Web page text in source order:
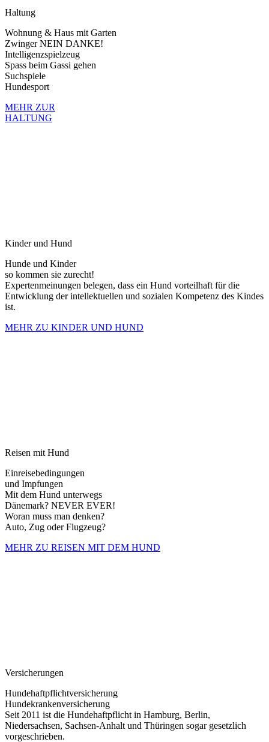
Haltung
Wohnung & Haus mit Garten
Zwinger NEIN DANKE!
Intelligenzspielzeug
Spass beim Gassi gehen
Suchspiele
Hundesport
MEHR ZUR
HALTUNG
Kinder und Hund
Hunde und Kinder
so kommen sie zurecht!
Expertenmeinungen belegen, dass ein Hund vorteilhaft für die
Entwicklung der intellektuellen und sozialen Kompetenz des Kindes
ist.
MEHR ZU KINDER UND HUND
Reisen mit Hund
Einreisebedingungen
und Impfungen
Mit dem Hund unterwegs
Dänemark? NEVER EVER!
Woran muss man denken?
Auto, Zug oder Flugzeug?
MEHR ZU REISEN MIT DEM HUND
Versicherungen
Hundehaftpflichtversicherung
Hundekrankenversicherung
Seit 2011 ist die Hundehaftpflicht in Hamburg, Berlin,
Niedersachsen, Sachsen-Anhalt und Thüringen sogar gesetzlich
vorgeschrieben.